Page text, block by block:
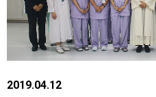
2019.04.12